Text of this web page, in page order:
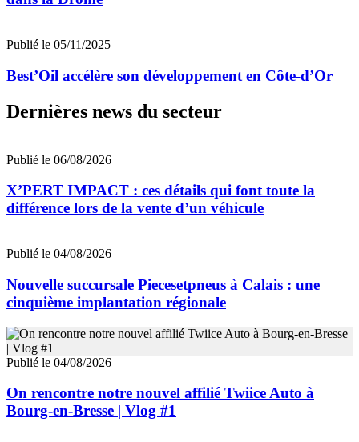
Publié le 05/11/2025
Best’Oil accélère son développement en Côte-d’Or
Dernières news du secteur
Publié le 06/08/2026
X’PERT IMPACT : ces détails qui font toute la
différence lors de la vente d’un véhicule
Publié le 04/08/2026
Nouvelle succursale Piecesetpneus à Calais : une
cinquième implantation régionale
Publié le 04/08/2026
On rencontre notre nouvel affilié Twiice Auto à
Bourg-en-Bresse | Vlog #1